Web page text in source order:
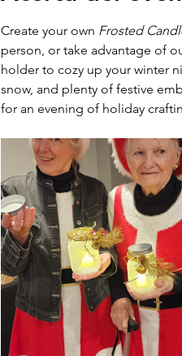
Create your own Frosted
person, or take advantage of
holder to cozy up your winter
snow, and plenty of festive
for an evening of holiday